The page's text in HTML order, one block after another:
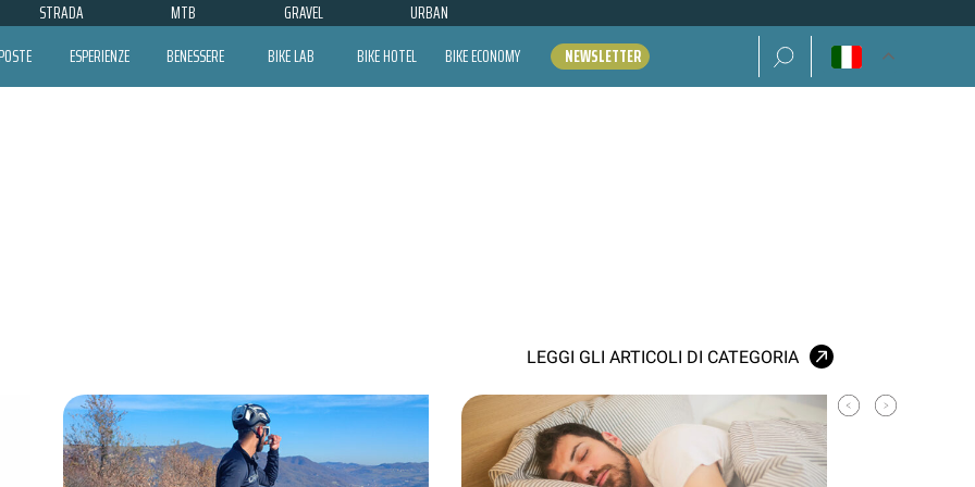
STRADA MTB GRAVEL URBAN
ESPERIENZE BENESSERE BIKE LAB BIKE HOTEL BIKE ECONOMY NEWSLETTER Ricerca per:
LEGGI GLI ARTICOLI DI CATEGORIA